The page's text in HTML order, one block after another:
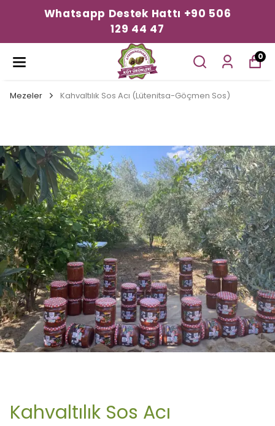
Whatsapp Destek Hattı +90 506
129 44 47
0
Mezeler Kahvaltılık Sos Acı (Lütenitsa-Göçmen Sos)
Kahvaltılık Sos Acı